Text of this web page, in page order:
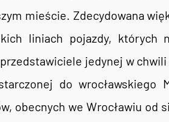
mieście. Zdecydowana
liniach pojazdy, których
jedynej w
do wrocławskiego
obecnych we Wrocławiu od